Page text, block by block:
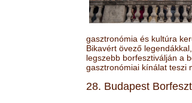
gasztronómia és kultúra
Bikavért övező
legszebb borfesztiválján a
gasztronómiai kínálat teszi
28. Budapest